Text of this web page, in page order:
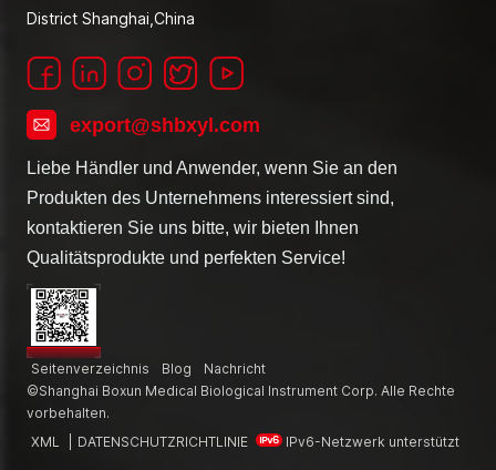
District Shanghai,China
export@shbxyl.com
Liebe Händler und Anwender, wenn Sie an den
Produkten des Unternehmens interessiert sind,
kontaktieren Sie uns bitte, wir bieten Ihnen
Qualitätsprodukte und perfekten Service!
Seitenverzeichnis Blog
Nachricht
©Shanghai Boxun Medical Biological Instrument Corp. Alle Rechte
vorbehalten.
XML
DATENSCHUTZRICHTLINIE IPv6-Netzwerk unterstützt